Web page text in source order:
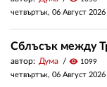
четвъртък, 06 Август
Сблъсък между
автор: Дума visibility 1099
четвъртък, 06 Август